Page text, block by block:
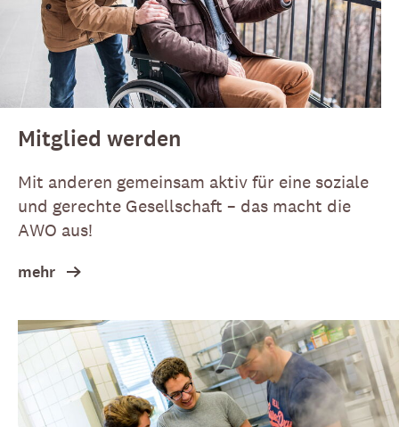
Mitglied werden
Mit anderen gemeinsam aktiv für eine soziale
und gerechte Gesellschaft – das macht die
AWO aus!
mehr